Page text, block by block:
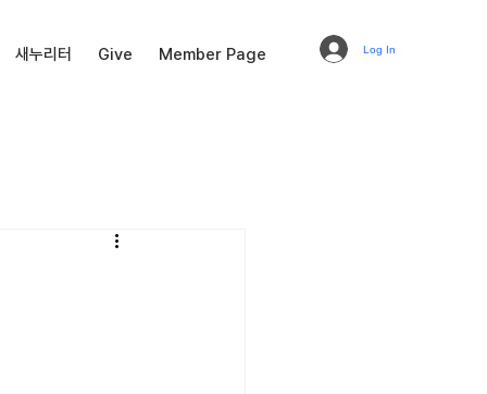
새누리터 Give Member Page Log In